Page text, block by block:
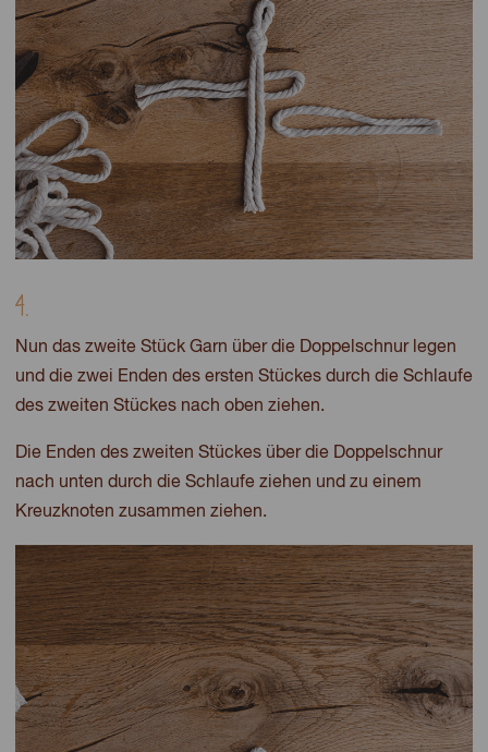
4.
Nun das zweite Stück Garn über die Doppelschnur legen
und die zwei Enden des ersten Stückes durch die Schlaufe
des zweiten Stückes nach oben ziehen.
Die Enden des zweiten Stückes über die Doppelschnur
nach unten durch die Schlaufe ziehen und zu einem
Kreuzknoten zusammen ziehen.